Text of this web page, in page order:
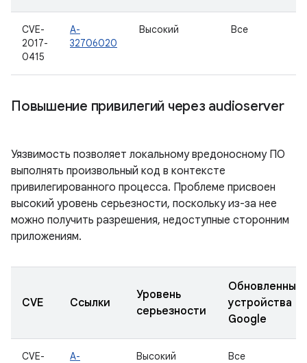
CVE-
2017-
0415
A-
32706020
Высокий Все
Повышение привилегий через audioserver
Уязвимость позволяет локальному вредоносному ПО
выполнять произвольный код в контексте
привилегированного процесса. Проблеме присвоен
высокий уровень серьезности, поскольку из-за нее
можно получить разрешения, недоступные сторонним
приложениям.
CVE Ссылки
Уровень
серьезности
Обновленные
устройства
Google
CVE-
A-
Высокий Все